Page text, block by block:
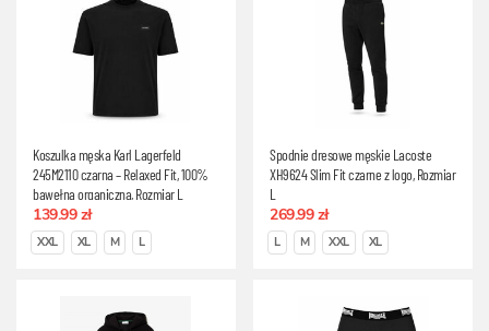
Koszulka męska Karl Lagerfeld
245M2110 czarna – Relaxed Fit, 100%
bawełna organiczna, Rozmiar L
139.99 zł
XXL XL M L
Spodnie dresowe męskie Lacoste
XH9624 Slim Fit czarne z logo, Rozmiar
L
269.99 zł
L M XXL XL